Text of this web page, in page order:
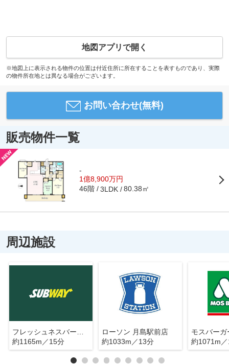
地図アプリで開く
※地図上に表示される物件の位置は付近住所に所在することを表すものであり、実際
の物件所在地とは異なる場合がございます。
お問い合わせ(無料)
販売物件一覧
-
1億8,900万円
46階 3LDK 80.38㎡
周辺施設
約1165m／15分
ローソン 月島駅前店
約1033m／13分
モスバーガ
約1071m